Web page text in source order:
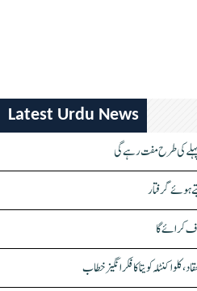
Latest Urdu News
کرائے گا
کلواکنٹلہ کویتا کا فکر انگیز خطاب